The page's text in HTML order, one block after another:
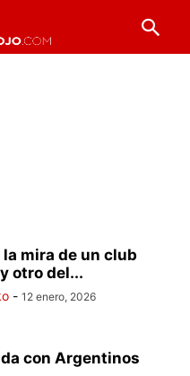
la mira de un club
otro del...
- 12 enero, 2026
con Argentinos